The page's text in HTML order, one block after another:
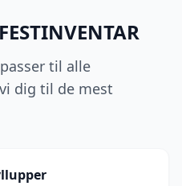
til alle
dig til de mest